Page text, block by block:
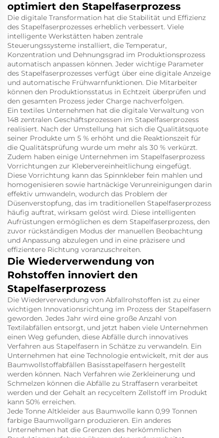
optimiert den Stapelfaserprozess
Die digitale Transformation hat die Stabilität und Effizienz
des Stapelfaserprozesses erheblich verbessert. Viele
intelligente Werkstätten haben zentrale
Steuerungssysteme installiert, die Temperatur,
Konzentration und Dehnungsgrad im Produktionsprozess
automatisch anpassen können. Jeder wichtige Parameter
des Stapelfaserprozesses verfügt über eine digitale Anzeige
und automatische Frühwarnfunktionen. Die Mitarbeiter
können den Produktionsstatus in Echtzeit überprüfen und
den gesamten Prozess jeder Charge nachverfolgen.
Ein textiles Unternehmen hat die digitale Verwaltung von
148 zentralen Geschäftsprozessen im Stapelfaserprozess
realisiert. Nach der Umstellung hat sich die Qualitätsquote
seiner Produkte um 5 % erhöht und die Reaktionszeit für
die Qualitätsprüfung wurde um mehr als 30 % verkürzt.
Zudem haben einige Unternehmen im Stapelfaserprozess
Vorrichtungen zur Klebervereinheitlichung eingefügt.
Diese Vorrichtung kann das Spinnkleber fein mahlen und
homogenisieren sowie hartnäckige Verunreinigungen darin
effektiv umwandeln, wodurch das Problem der
Düsenverstopfung, das im traditionellen Stapelfaserprozess
häufig auftrat, wirksam gelöst wird. Diese intelligenten
Aufrüstungen ermöglichen es dem Stapelfaserprozess, den
zuvor rückständigen Modus der manuellen Beobachtung
und Anpassung abzulegen und in eine präzisere und
effizientere Richtung voranzuschreiten.
Die Wiederverwendung von
Rohstoffen innoviert den
Stapelfaserprozess
Die Wiederverwendung von Abfallrohstoffen ist zu einer
wichtigen Innovationsrichtung im Prozess der Stapelfasern
geworden. Jedes Jahr wird eine große Anzahl von
Textilabfällen entsorgt, und jetzt haben viele Unternehmen
einen Weg gefunden, diese Abfälle durch innovatives
Verfahren aus Stapelfasern in Schätze zu verwandeln. Ein
Unternehmen hat eine Technologie entwickelt, mit der aus
Baumwollstoffabfällen Basisstapelfasern hergestellt
werden können. Nach Verfahren wie Zerkleinerung und
Schmelzen können die Abfälle zu Straffasern verarbeitet
werden und der Gehalt an recyceltem Zellstoff im Produkt
kann 50% erreichen.
Jede Tonne Altkleider aus Baumwolle kann 0,99 Tonnen
farbige Baumwollgarn produzieren. Ein anderes
Unternehmen hat die Grenzen des herkömmlichen